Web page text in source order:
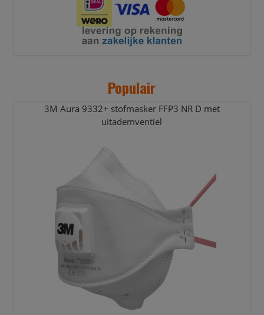
Populair
3M Aura 9332+ stofmasker FFP3 NR D met
uitademventiel